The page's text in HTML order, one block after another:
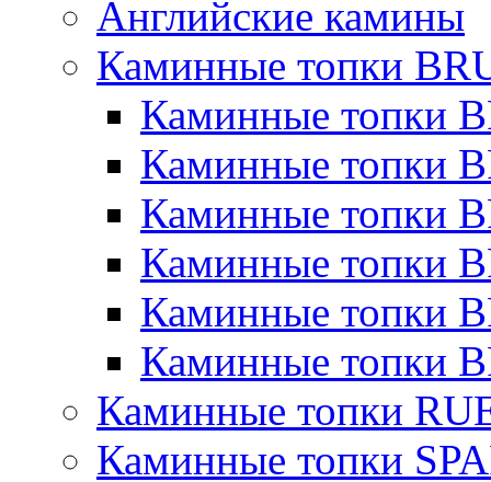
Английские камины
Каминные топки
Каминные топки
Каминные топки
Каминные топки
Каминные топки
Каминные топки
Каминные топки
Каминные топки
Каминные топки